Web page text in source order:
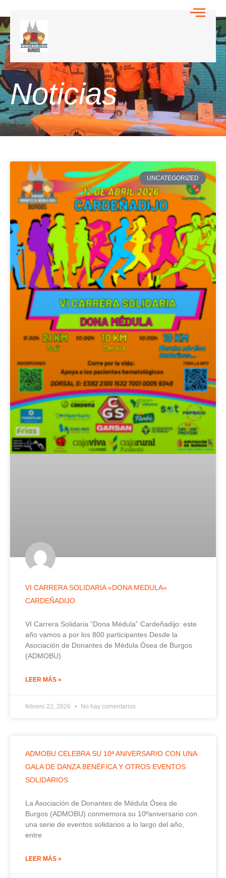
Noticias
UNCATEGORIZED
VI CARRERA SOLIDARIA «DONA MEDULA»
CARDEÑADIJO
VI Carrera Solidaria “Dona Médula” Cardeñadijo: este
año vamos a por los 800 participantes Desde la
Asociación de Donantes de Médula Ósea de Burgos
(ADMOBU)
LEER MÁS »
febrero 22, 2026 No hay comentarios
ADMOBU CELEBRA SU 10ª ANIVERSARIO CON UNA
GALA DE DANZA BENÉFICA Y OTROS EVENTOS
SOLIDARIOS
La Asociación de Donantes de Médula Ósea de
Burgos (ADMOBU) conmemora su 10ºaniversario con
una serie de eventos solidarios a lo largo del año,
entre
LEER MÁS »